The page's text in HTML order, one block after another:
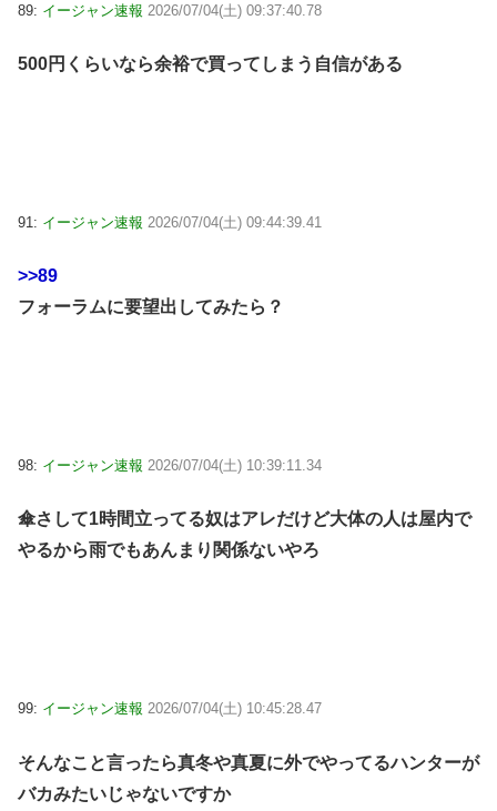
89: イージャン速報 2026/07/04(土) 09:37:40.78
500円くらいなら余裕で買ってしまう自信がある
91: イージャン速報 2026/07/04(土) 09:44:39.41
>>89
フォーラムに要望出してみたら？
98: イージャン速報 2026/07/04(土) 10:39:11.34
傘さして1時間立ってる奴はアレだけど大体の人は屋内で
やるから雨でもあんまり関係ないやろ
99: イージャン速報 2026/07/04(土) 10:45:28.47
そんなこと言ったら真冬や真夏に外でやってるハンターが
バカみたいじゃないですか